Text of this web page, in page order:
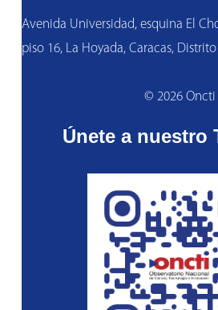
Avenida Universidad, esquina El
piso 16, La Hoyada, Caracas, Distrito
© 2026 Oncti
Únete a nuestro